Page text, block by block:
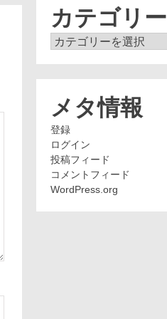
カテゴリー
カ
メタ情報
登録
ログイン
投稿フィード
コメントフィード
WordPress.org